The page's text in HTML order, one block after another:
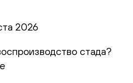
2026
стада?